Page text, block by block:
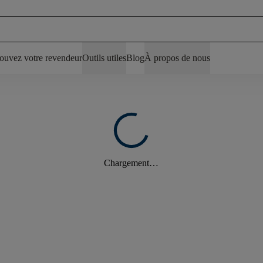
votre revendeurOutils utilesBlogÀ propos de nous
Chargement…